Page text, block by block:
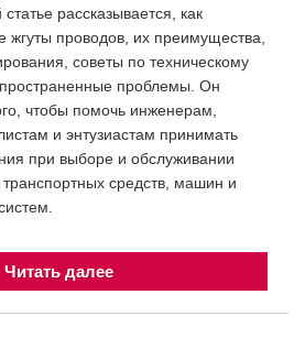
рассказывается, как
жгуты проводов, их преимущества,
советы по техническому
проблемы. Он
чтобы помочь инженерам,
и энтузиастам принимать
при выборе и обслуживании
средств, машин и
Читать далее